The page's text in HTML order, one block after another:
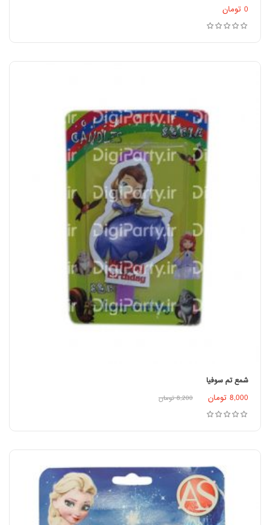
0 تومان
افزودن به سبد خرید
شمع تم سوفیا
8,000 تومان 8,200 تومان